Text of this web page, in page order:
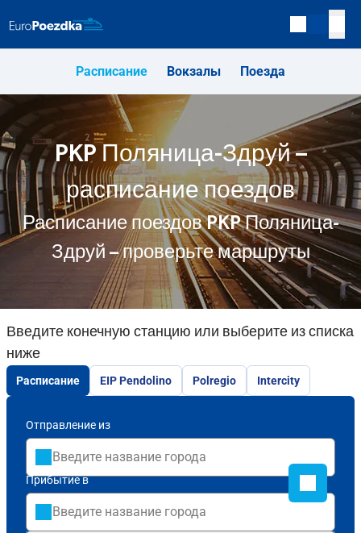
Расписание Вокзалы Поезда
PKP Поляница-Здруй –
расписание поездов
Расписание поездов PKP Поляница-
Здруй – проверьте маршруты
Введите конечную станцию или выберите из списка
ниже
Расписание EIP Pendolino Polregio Intercity
Отправление из
Прибытие в